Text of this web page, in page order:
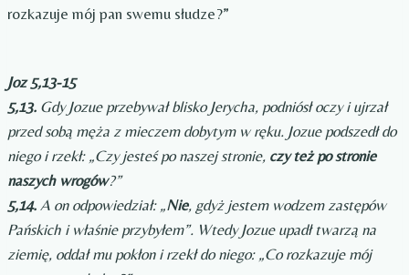
rozkazuje mój pan swemu słudze?”
Joz 5,13-15
5,13. Gdy Jozue przebywał blisko Jerycha, podniósł oczy i ujrzał
przed sobą męża z mieczem dobytym w ręku. Jozue podszedł do
niego i rzekł: „Czy jesteś po naszej stronie, czy też po stronie
naszych wrogów?”
5,14. A on odpowiedział: „Nie, gdyż jestem wodzem zastępów
Pańskich i właśnie przybyłem”. Wtedy Jozue upadł twarzą na
ziemię, oddał mu pokłon i rzekł do niego: „Co rozkazuje mój